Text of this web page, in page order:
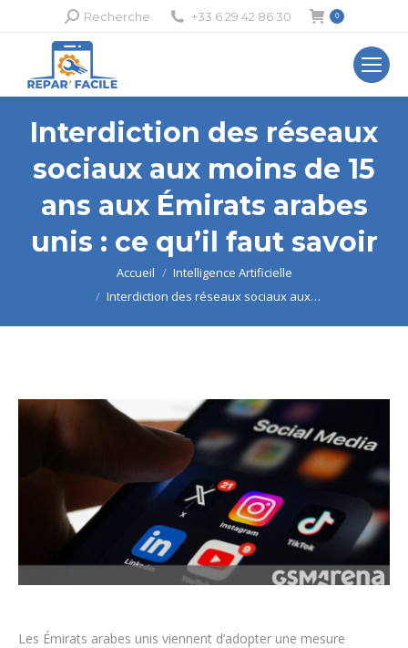
Recherche
Recherche +33 6 29 42 86 30 0
Interdiction des réseaux
sociaux aux moins de 15
ans aux Émirats arabes
unis : ce qu’il faut savoir
Accueil
Intelligence Artificielle
Interdiction des réseaux sociaux aux…
Les Émirats arabes unis viennent d’adopter une mesure